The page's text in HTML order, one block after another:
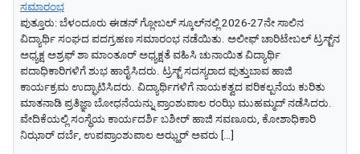
ಸಮಾರಂಭ
ಪುತ್ತೂರು: ಬೆಳಂದೂರು ಈಡನ್ ಗ್ಲೋಬಲ್ ಸ್ಕೂಲ್‌ನಲ್ಲಿ 2026-27ನೇ ಸಾಲಿನ
ವಿದ್ಯಾರ್ಥಿ ಸಂಘದ ಪದಗ್ರಹಣ ಸಮಾರಂಭ ನಡೆಯಿತು. ಅಲೀಫ್ ಚಾರಿಟೇಬಲ್ ಟ್ರಸ್ಟ್‌ನ
ಅಧ್ಯಕ್ಷ ಅಶ್ರಫ್ ಶಾ ಮಾಂತೂರ್ ಅಧ್ಯಕ್ಷತೆ ವಹಿಸಿ ಚುನಾಯಿತ ವಿದ್ಯಾರ್ಥಿ
ಪದಾಧಿಕಾರಿಗಳಿಗೆ ಶುಭ ಹಾರೈಸಿದರು. ಟ್ರಸ್ಟ್ ಸದಸ್ಯರಾದ ಪುತ್ತುಬಾವ ಹಾಜಿ
ಕಾರ್ಯಕ್ರಮ ಉದ್ಘಾಟಿಸಿದರು. ವಿದ್ಯಾರ್ಥಿಗಳಿಗೆ ನಾಯಕತ್ವದ ಪರಿಕಲ್ಪನೆಯ ಕುರಿತು
ಮಾತನಾಡಿ ಪ್ರತಿಜ್ಞಾ ಬೋಧನೆಯನ್ನು ಪ್ರಾಂಶುಪಾಲ ರಂಝಿ ಮುಹಮ್ಮದ್ ನಡೆಸಿದರು.
ವೇದಿಕೆಯಲ್ಲಿ ಸಂಸ್ಥೆಯ ಕಾರ್ಯದರ್ಶಿ ಬಶೀರ್ ಹಾಜಿ ಸವಣೂರು, ಕೋಶಾಧಿಕಾರಿ
ನಿಝಾರ್ ದರ್ಬೆ, ಉಪಪ್ರಾಂಶುಪಾಲ ಅಝ್ಹರ್ ಅವರು […]